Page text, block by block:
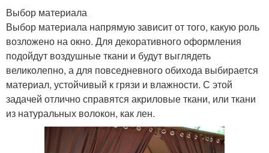
Выбор материала
Выбор материала напрямую зависит от того, какую роль
возложено на окно. Для декоративного оформления
подойдут воздушные ткани и будут выглядеть
великолепно, а для повседневного обихода выбирается
материал, устойчивый к грязи и влажности. С этой
задачей отлично справятся акриловые ткани, или ткани
из натуральных волокон, как лен.